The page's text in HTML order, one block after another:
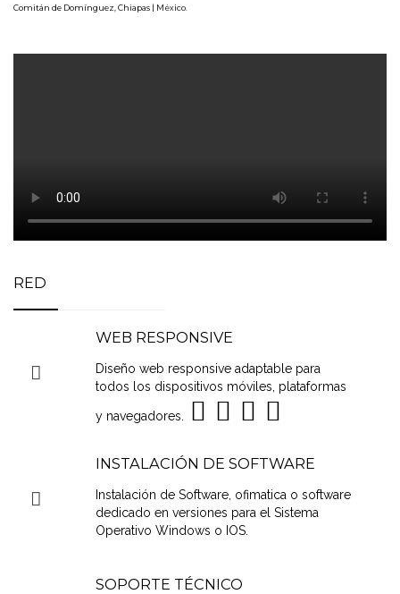
Comitán de Domínguez, Chiapas | México.
RED
WEB RESPONSIVE
Diseño web responsive adaptable para
todos los dispositivos móviles, plataformas
y navegadores.
INSTALACIÓN DE SOFTWARE
Instalación de Software, ofimatica o software
dedicado en versiones para el Sistema
Operativo Windows o IOS.
SOPORTE TÉCNICO